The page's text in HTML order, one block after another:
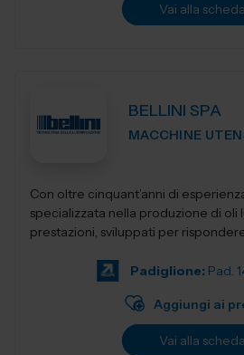
Vai alla scheda
BELLINI SPA
MACCHINE
Con oltre cinquant’anni di
specializzata nella produzione di oli
prestazioni, sviluppati per
Padiglione: Pad.
Aggiungi ai
Vai alla scheda